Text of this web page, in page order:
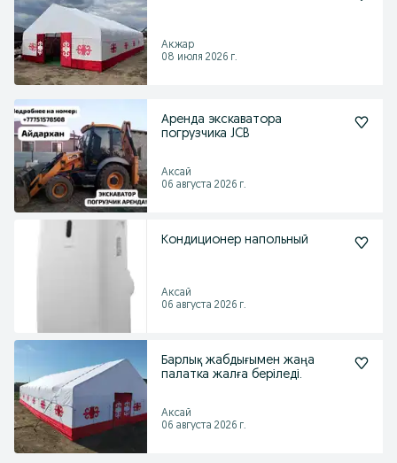
Акжар
08 июля 2026 г.
Аренда экскаватора
погрузчика JCB
Аксай
06 августа 2026 г.
Кондиционер напольный
Аксай
06 августа 2026 г.
Барлық жабдығымен жаңа
палатка жалға беріледі.
Аксай
06 августа 2026 г.